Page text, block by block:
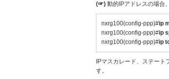
(☞) 動的IPアドレスの場合
nxrg100(config-ppp)#ip
nxrg100(config-ppp)#ip
nxrg100(config-ppp)#ip
IPマスカレード、ステー
す。